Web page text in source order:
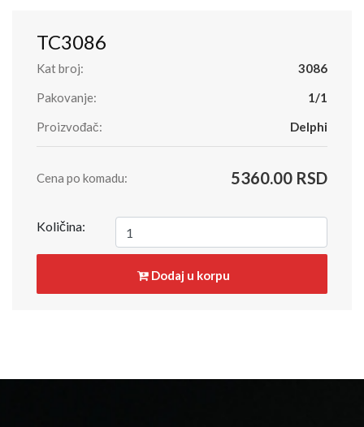
TC3086
Kat broj:
3086
Pakovanje:
1/1
Proizvođač:
Delphi
Cena po komadu: 5360.00 RSD
Količina:
Dodaj u korpu